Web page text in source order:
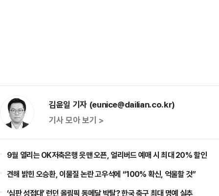
김윤일 기자 (eunice@dailian.co.kr)
기사 모아 보기 >
9월 열리는 OK저축은행 읏맨 오픈, 얼리버드 예매 시 최대 20% 할인
견해 밝힌 오승환, 이물질 논란 고우석에 “100% 확신, 억울할 것”
‘심판 성접대’ 런던 올림픽 동메달 박탈? 한국 축구 최대 명예 실추